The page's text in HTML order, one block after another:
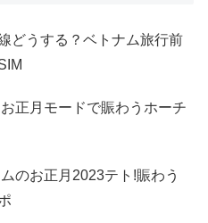
どうする？ベトナム旅行前
正月モードで賑わうホーチ
のお正月2023テト!賑わう